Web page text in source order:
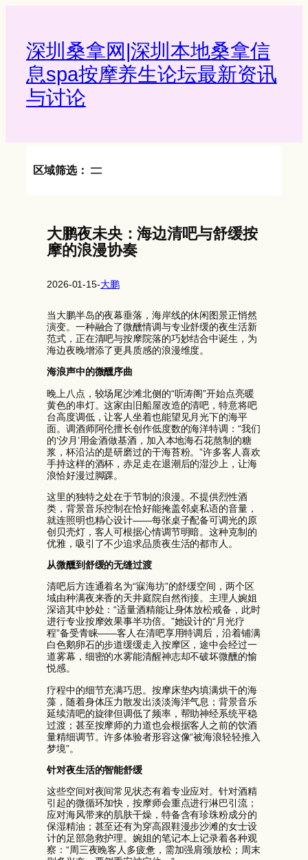
深圳桑拿网|深圳本地桑拿信
息spa按摩养生论坛最新资讯
与讨论‌
区域筛选：
大鹏夜未央：海边清吧与舒缓按
摩的浪漫协奏
2026-01-15-大鹏
当大鹏半岛的夜幕垂落，海岸线的休闲图景正悄然
演变。一种融合了微醺情调与专业舒缓的夜生活新
范式，正在清吧与按摩院落的巧妙结合中诞生，为
海边夜晚增添了更具质感的浪漫维度。
海浪声中的微醺序曲
晚上八点，较场尾沙滩北侧的“听涛阁”开始点亮暖
黄色的串灯。这家由旧船屋改造的清吧，特意将吧
台高度调低，让客人坐着也能望见月光下的海平
面。调酒师阿伦擅长创作低度数的海洋特调：“我们
的‘汐月’用金酒做基酒，加入本地海石花熬制的糖
浆，杯沿沾的是研磨过的干海苔粉。”许多客人喜欢
手持这样的酒杯，赤足走在退潮后的湿沙上，让海
浪恰好漫过脚踝。
这里的独特之处在于节制的浪漫。不提供烈性酒
类，背景音乐控制在恰好能掩盖邻桌私语的音量，
就连照明也精心设计——每张桌子配备可调光的原
创贝壳灯，客人可根据心情调节明暗。这种克制的
优雅，吸引了不少追求品质夜生活的都市人。
从微醺到舒缓的无缝过渡
清吧后方连通着名为“寐海坊”的舒缓空间，两个区
域由种满夜来香的天井庭院自然衔接。主理人婉姐
深谙其中妙处：“适量酒精能让身体放松戒备，此时
进行专业按摩效果事半功倍。”她设计的“月光疗
程”备受青睐——客人在清吧享用特调后，沿着铺满
白色鹅卵石的步道缓缓走入按摩区，途中会经过一
道雾幕，细密的水雾能清醒神志却不破坏微醺的愉
悦感。
疗程中的细节充满巧思。按摩床垫内填满烘干的海
藻，随着身体压力散发出淡淡海洋气息；背景音乐
延续清吧的旋律但调低了频率，帮助神经系统平稳
过渡；甚至按摩师的力道也会根据客人之前的饮酒
量精细调节。许多体验者形容这像“被海浪轻轻推入
梦境”。
针对夜生活的智能舒缓
这些空间对夜间常见状态有着专业应对。针对酒精
引起的微循环加快，按摩师会重点进行淋巴引流；
应对海风带来的肌肤干燥，特备含有珍珠粉成分的
保湿精油；甚至还有为穿高跟鞋漫步沙滩的女士设
计的足部急救护理。婉姐的笔记本上记录着各种观
察：“周三夜晚客人多疲惫，需加强肩颈放松；周末